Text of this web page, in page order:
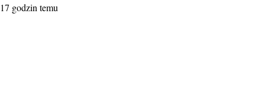
17 godzin temu